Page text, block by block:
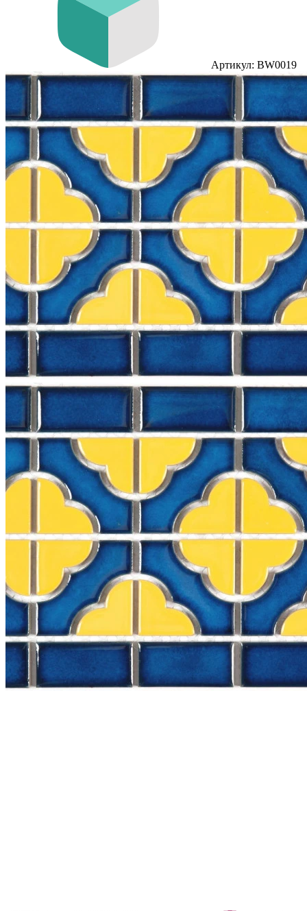
Артикул: BW0019